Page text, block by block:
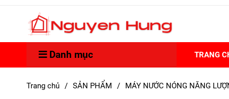
Danh mục TRANG
Trang chủ / SẢN PHẨM / MÁY NƯỚC NÓNG NĂNG